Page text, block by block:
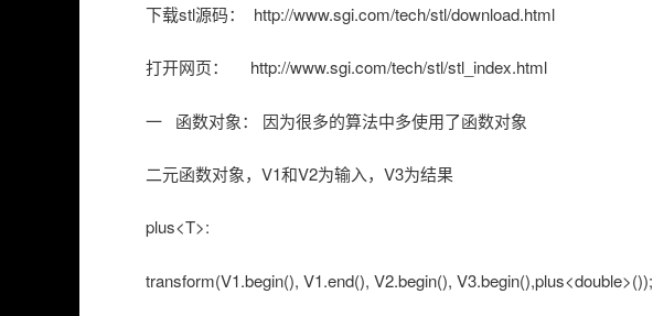
下载stl源码： http://www.sgi.com/tech/stl/download.html
打开网页： http://www.sgi.com/tech/stl/stl_index.html
一 函数对象： 因为很多的算法中多使用了函数对象
二元函数对象，V1和V2为输入，V3为结果
plus<T>:
transform(V1.begin(), V1.end(), V2.begin(), V3.begin(),plus<double>());